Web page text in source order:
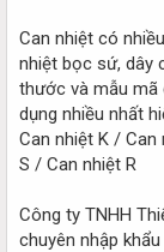
Can nhiệt có
nhiệt bọc sứ, dây
thước và mẫu mã
dụng nhiều nhất
Can nhiệt K /
S / Can nhiệt R
Công ty TNHH
chuyên nhập